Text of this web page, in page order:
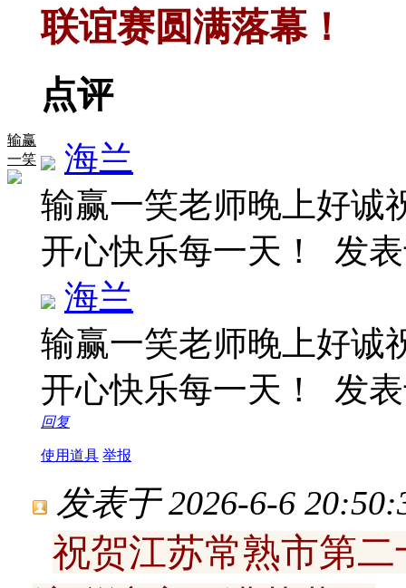
输赢
一笑
联谊赛圆满落幕！
点评
海兰
输赢一笑老师晚上好诚
开心快乐每一天！ 发
海兰
输赢一笑老师晚上好诚
开心快乐每一天！ 发
回复
使用道具 举报
发表于 2026-6-6
祝贺江苏常熟市第